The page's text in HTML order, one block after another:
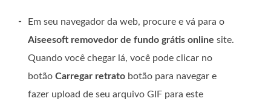
-
Em seu navegador da web, procure e vá para o
Aiseesoft removedor de fundo grátis online site.
Quando você chegar lá, você pode clicar no
botão Carregar retrato botão para navegar e
fazer upload de seu arquivo GIF para este